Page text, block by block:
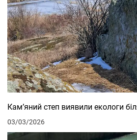
Кам’яний степ виявили екологи
03/03/2026